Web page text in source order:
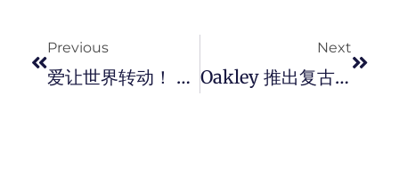
Previous
爱让世界转动！ SWATCH 推出 2022 Pride 系列錶款。
Next
Oakley 推出复古潮流风的 Re:SubZero 超轻运动眼镜。